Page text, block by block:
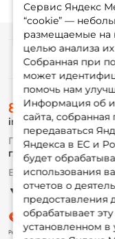
Сервис Яндекс
“cookie” —
размещаемые на
целью анализа
Собранная при
может
помочь нам
Информация об
сайта,
передаваться
Яндекса в ЕС и
будет
использования
отчетов о
предоставления
обрабатывает
установленном в
8 (495) 532-
info@foxfishing.ru
По вопросам с
г. Москва, ул.
Ежедневно 10:00 до